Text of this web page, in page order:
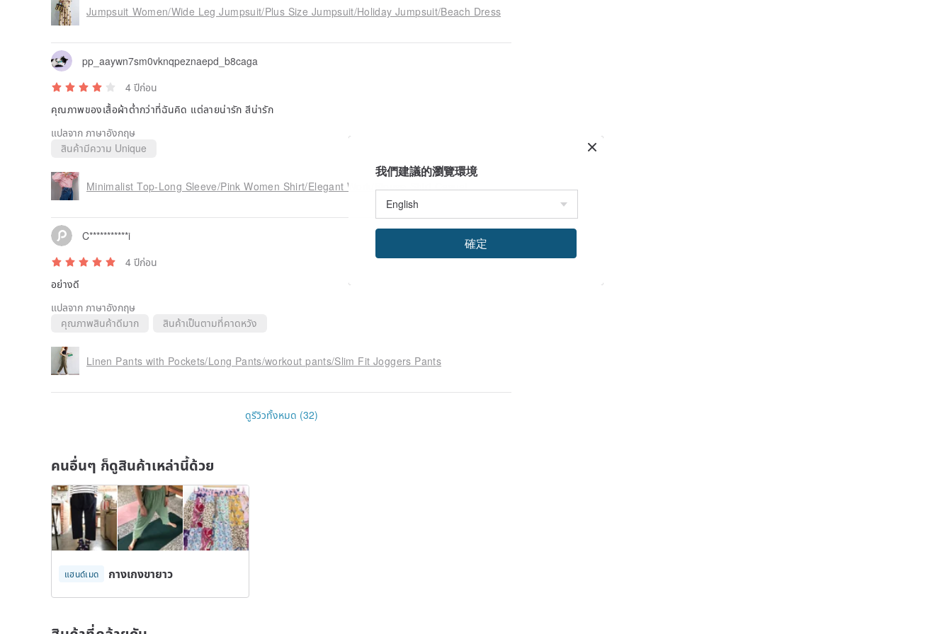
Jumpsuit Women/Wide Leg Jumpsuit/Plus Size Jumpsuit/Holiday Jumpsuit/Beach Dress
pp_aaywn7sm0vknqpeznaepd_b8caga
4 ปีก่อน
คุณภาพของเสื้อผ้าต่ำกว่าที่ฉันคิด แต่ลายน่ารัก สีน่ารัก
แปลจาก ภาษาอังกฤษ
สินค้ามีความ Unique
Minimalist Top-Long Sleeve/Pink Women Shirt/Elegant Work/Blouse Shirt Casual
C***********i
4 ปีก่อน
อย่างดี
แปลจาก ภาษาอังกฤษ
คุณภาพสินค้าดีมาก
สินค้าเป็นตามที่คาดหวัง
Linen Pants with Pockets/Long Pants/workout pants/Slim Fit Joggers Pants
ดูรีวิวทั้งหมด (32)
คนอื่นๆ ก็ดูสินค้าเหล่านี้ด้วย
แฮนด์เมด กางเกงขายาว
我們建議的瀏覽環境
確定